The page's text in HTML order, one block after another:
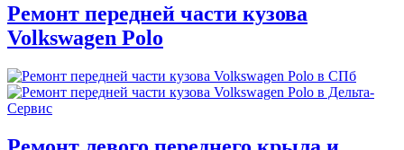
Ремонт передней части кузова
Volkswagen Polo